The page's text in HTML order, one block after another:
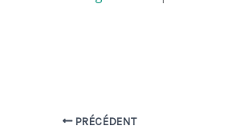
PRÉCÉDENT